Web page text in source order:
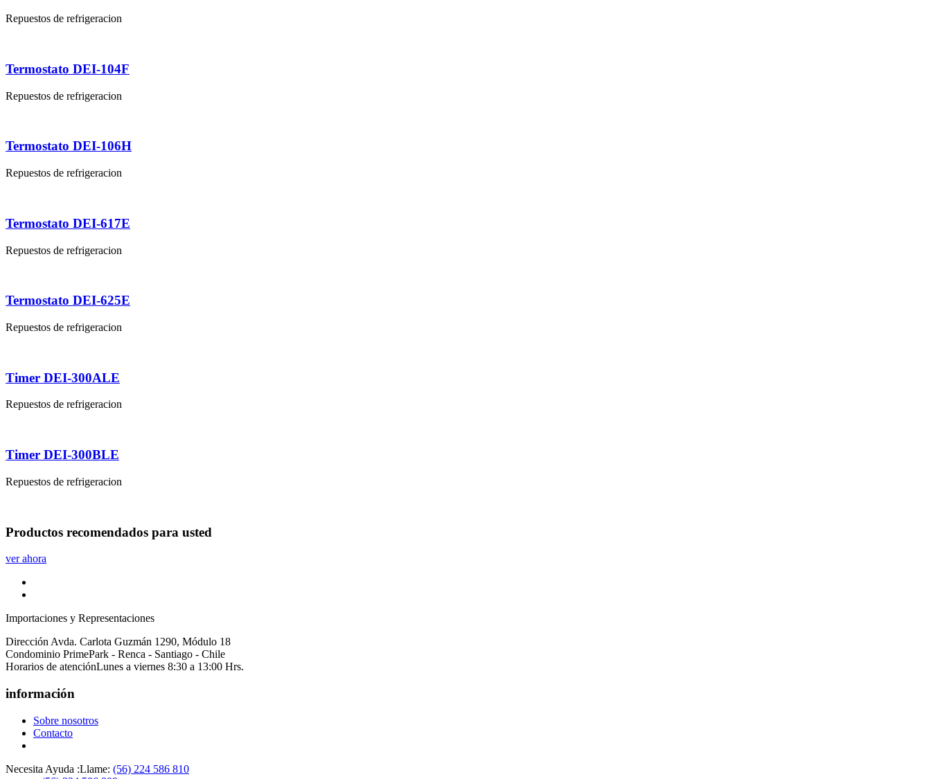
Repuestos de refrigeracion
Termostato DEI-104F
Repuestos de refrigeracion
Termostato DEI-106H
Repuestos de refrigeracion
Termostato DEI-617E
Repuestos de refrigeracion
Termostato DEI-625E
Repuestos de refrigeracion
Timer DEI-300ALE
Repuestos de refrigeracion
Timer DEI-300BLE
Repuestos de refrigeracion
Productos recomendados para usted
ver ahora
Importaciones y Representaciones
Dirección Avda. Carlota Guzmán 1290, Módulo 18
Condominio PrimePark - Renca - Santiago - Chile
Horarios de atenciónLunes a viernes 8:30 a 13:00 Hrs.
información
Sobre nosotros
Contacto
Necesita Ayuda :Llame: (56) 224 586 810